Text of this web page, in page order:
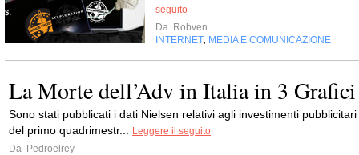
seguito
Da Robven
INTERNET MEDIA E COMUNICAZIONE
La Morte dell’Adv in Italia in 3 Grafici
Sono stati pub­bli­cati i dati Niel­sen rela­tivi agli inve­sti­menti pub­bli­ci­tari
del primo qua­dri­me­str...
Leggere il seguito
Da Pedroelrey